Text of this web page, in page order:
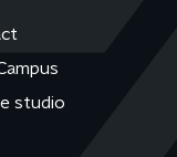
studio